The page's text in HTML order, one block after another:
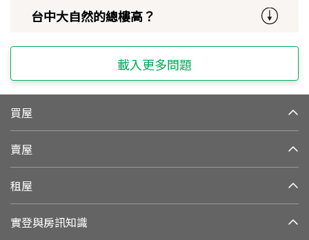
台中大自然的總樓高？
載入更多問題
買屋
賣屋
租屋
實登與房訊知識